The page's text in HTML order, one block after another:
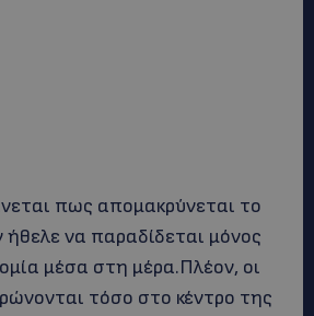
πως απομακρύνεται το
ήθελε να παραδίδεται μόνος
μέσα στη μέρα.Πλέον, οι
τόσο στο κέντρο της